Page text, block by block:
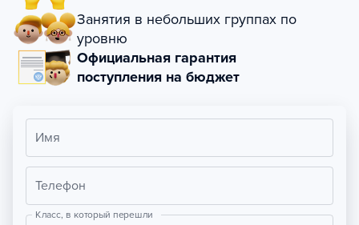
Занятия в небольших группах по
уровню
Официальная гарантия
поступления на бюджет
Имя
Телефон
Класс, в который перешли